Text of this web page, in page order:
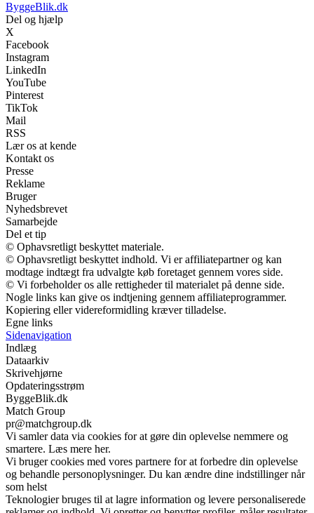
ByggeBlik.dk
Del og hjælp
X
Facebook
Instagram
LinkedIn
YouTube
Pinterest
TikTok
Mail
RSS
Lær os at kende
Kontakt os
Presse
Reklame
Bruger
Nyhedsbrevet
Samarbejde
Del et tip
© Ophavsretligt beskyttet materiale.
© Ophavsretligt beskyttet indhold. Vi er affiliatepartner og kan
modtage indtægt fra udvalgte køb foretaget gennem vores side.
© Vi forbeholder os alle rettigheder til materialet på denne side.
Nogle links kan give os indtjening gennem affiliateprogrammer.
Kopiering eller videreformidling kræver tilladelse.
Egne links
Sidenavigation
Indlæg
Dataarkiv
Skrivehjørne
Opdateringsstrøm
ByggeBlik.dk
Match Group
pr@matchgroup.dk
Vi samler data via cookies for at gøre din oplevelse nemmere og
smartere. Læs mere her.
Vi bruger cookies med vores partnere for at forbedre din oplevelse
og behandle personoplysninger. Du kan ændre dine indstillinger når
som helst
Teknologier bruges til at lagre information og levere personaliserede